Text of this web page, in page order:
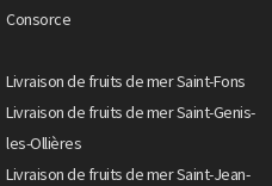
Consorce
Livraison de fruits de mer Saint-Fons
Livraison de fruits de mer Saint-Genis-
les-Ollières
Livraison de fruits de mer Saint-Jean-